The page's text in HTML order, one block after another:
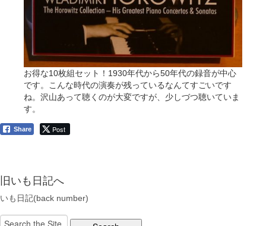
お得な10枚組セット！1930年代から50年代の録音が中心
です。こんな時代の演奏が残っているなんてすごいです
ね。沢山あって聴くのが大変ですが、少しづつ聴いていま
す。
Share Post
旧いも日記へ
いも日記(back number)
Search